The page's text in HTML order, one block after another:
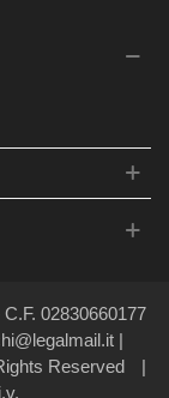
02830660177
|
Reserved
|